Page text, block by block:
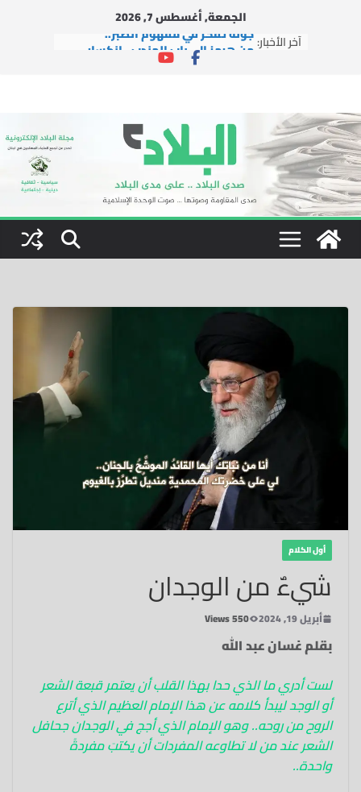
الجمعة, أغسطس 7, 2026
آخر الأخبار: جولةُ تفكُّر في مفهوم الصبر..
من هرمز إلى باب المندب.. انكسار
رهانات ترامب العسكرية أمام تهديد
السلطة تهرب إلى الأمام وإسرائيل لن
رجلُ المقاومة
الزمن يسرقنا.. ولا مكان لوجودِ (الآن)!
أول الكلام
شيءٌ من الوجدان
أبريل 19, 2024 550 Views
بقلم غسان عبد الله
لست أدري ما الذي حدا بهذا القلب أن يعتمر قبعة الشعر
أو الوجد ليبدأ كلامه عن هذا الإمام العظيم الذي أترع
الروح من روحه.. وهو الإمام الذي أجج في الوجدان جحافل
الشعر عند من لا تطاوعه المفردات أن يكتبَ مفردةً
واحدة..